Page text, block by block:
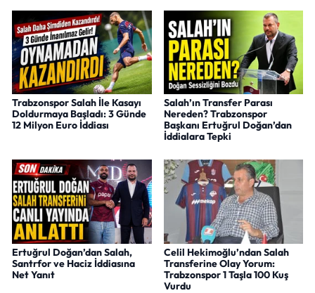
Trabzonspor Salah İle Kasayı
Doldurmaya Başladı: 3 Günde
12 Milyon Euro İddiası
Salah’ın Transfer Parası
Nereden? Trabzonspor
Başkanı Ertuğrul Doğan’dan
İddialara Tepki
Ertuğrul Doğan’dan Salah,
Santrfor ve Haciz İddiasına
Net Yanıt
Celil Hekimoğlu’ndan Salah
Transferine Olay Yorum:
Trabzonspor 1 Taşla 100 Kuş
Vurdu